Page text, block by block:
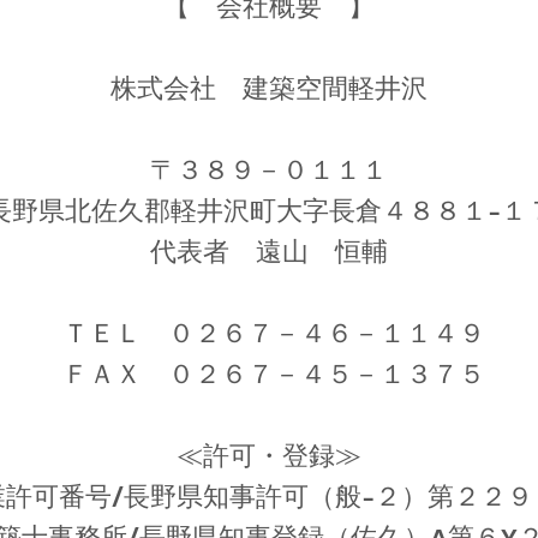
【 会社概要 】
​株式会社 建築空間軽井沢
〒３８９－０１１１
野県北佐久郡軽井沢町大字長倉４８８１-１
代表者 遠山 恒輔
ＴＥＬ ０２６７－４６－１１４９
ＦＡＸ ０ ２６７－４５－１３７５
≪許可・登録≫
許可番号/長野県知事許可（般-２）第２２